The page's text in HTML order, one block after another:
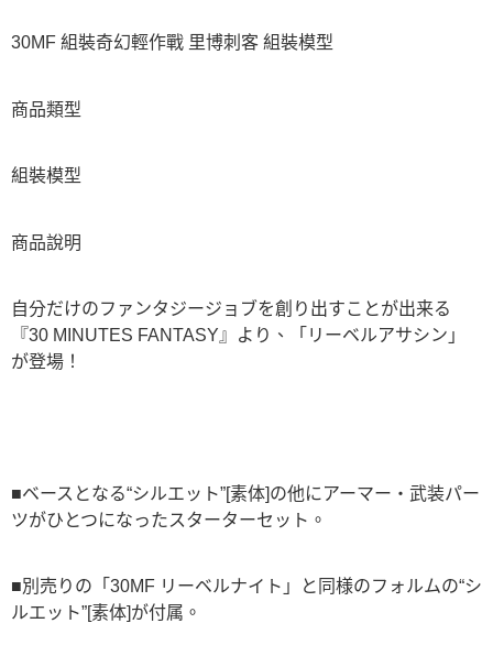
30MF 組裝奇幻輕作戰 里博刺客 組裝模型
商品類型
組裝模型
商品說明
自分だけのファンタジージョブを創り出すことが出来る
『30 MINUTES FANTASY』より、「リーベルアサシン」
が登場！
■ベースとなる“シルエット”[素体]の他にアーマー・武装パー
ツがひとつになったスターターセット。
■別売りの「30MF リーベルナイト」と同様のフォルムの“シ
ルエット”[素体]が付属。